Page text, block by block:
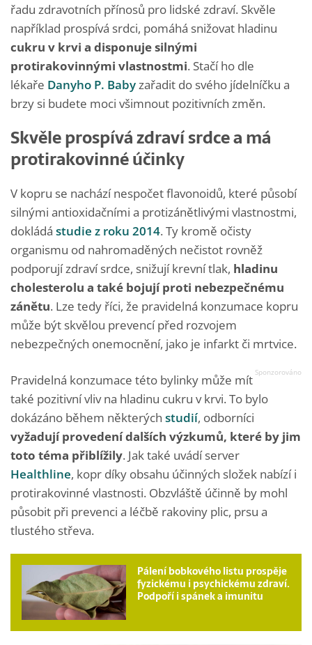
řadu zdravotních přínosů pro lidské zdraví. Skvěle
například prospívá srdci, pomáhá snižovat hladinu
cukru v krvi a disponuje silnými
protirakovinnými vlastnostmi. Stačí ho dle
lékaře Danyho P. Babyzařadit do svého jídelníčku a
brzy si budete moci všimnout pozitivních změn.
Skvěle prospívá zdraví srdce a má
protirakovinné účinky
V kopru se nachází nespočet flavonoidů, které působí
silnými antioxidačními a protizánětlivými vlastnostmi,
dokládá studie z roku 2014. Ty kromě očisty
organismu od nahromaděných nečistot rovněž
podporují zdraví srdce, snižují krevní tlak, hladinu
cholesterolu a také bojují proti nebezpečnému
zánětu. Lze tedy říci, že pravidelná konzumace kopru
může být skvělou prevencí před rozvojem
nebezpečných onemocnění, jako je infarkt či mrtvice.
Pravidelná konzumace této bylinky může mít
také pozitivní vliv na hladinu cukru v krvi. To bylo
dokázáno během některých studií, odborníci
vyžadují provedení dalších výzkumů, které by jim
toto téma přiblížily. Jak také uvádí server
Healthline, kopr díky obsahu účinných složek nabízí i
protirakovinné vlastnosti. Obzvláště účinně by mohl
působit při prevenci a léčbě rakoviny plic, prsu a
tlustého střeva.
Pálení bobkového listu prospěje
fyzickému i psychickému zdraví.
Podpoří i spánek a imunitu